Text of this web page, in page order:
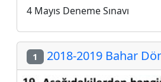
4 Mayıs Deneme Sınavı
1 2018-2019 Bahar